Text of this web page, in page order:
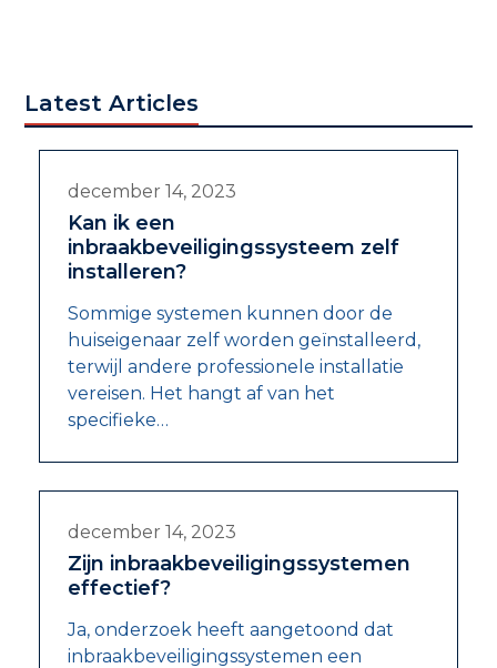
Latest Articles
december 14, 2023
Kan ik een
inbraakbeveiligingssysteem zelf
installeren?
Sommige systemen kunnen door de
huiseigenaar zelf worden geïnstalleerd,
terwijl andere professionele installatie
vereisen. Het hangt af van het
specifieke…
december 14, 2023
Zijn inbraakbeveiligingssystemen
effectief?
Ja, onderzoek heeft aangetoond dat
inbraakbeveiligingssystemen een